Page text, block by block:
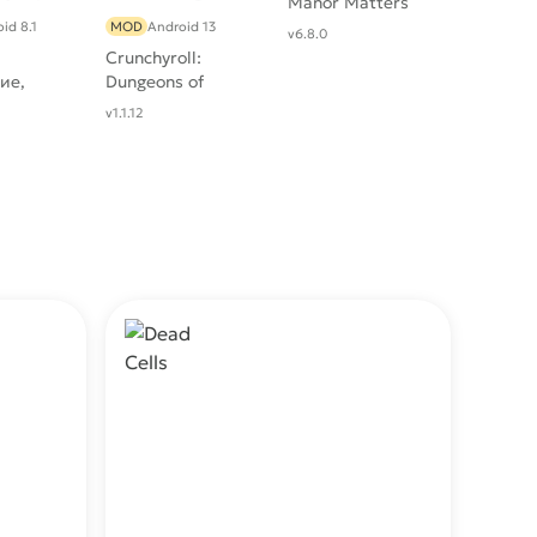
8.1
Crunchyroll:
Dungeons of
Hinterberg
MOD Android 13
v1.1.12
v6.8.0